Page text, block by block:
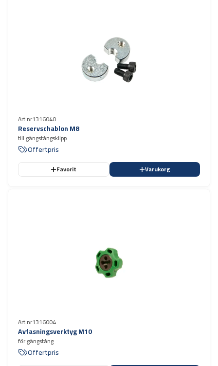
Art.nr1316040
Reservschablon M8
till gängstångsklipp
Offertpris
Favorit Varukorg
Art.nr1316004
Avfasningsverktyg M10
för gängstång
Offertpris